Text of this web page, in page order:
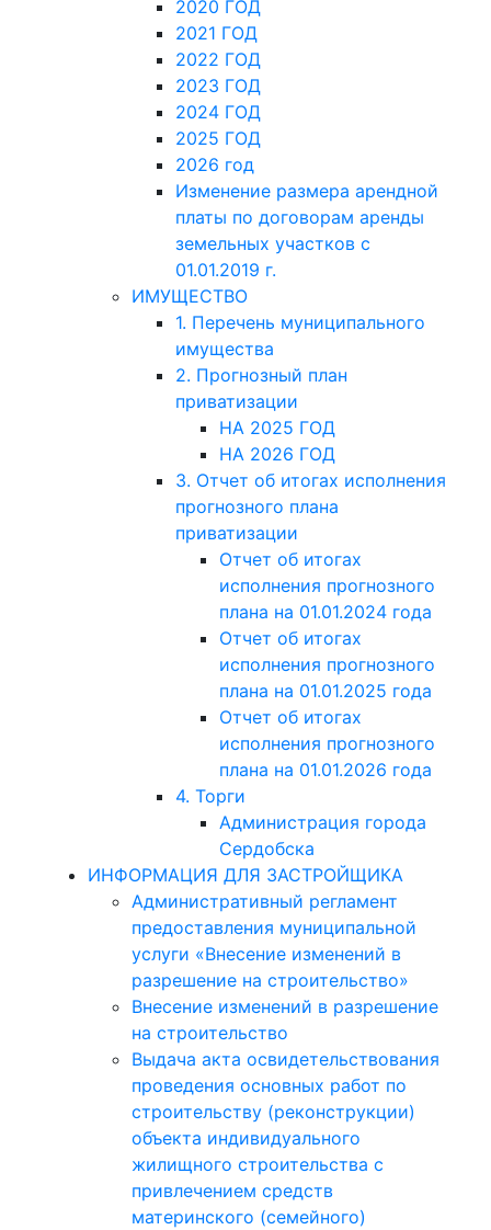
2020 ГОД
2021 ГОД
2022 ГОД
2023 ГОД
2024 ГОД
2025 ГОД
2026 год
Изменение размера арендной
платы по договорам аренды
земельных участков с
01.01.2019 г.
ИМУЩЕСТВО
1. Перечень муниципального
имущества
2. Прогнозный план
приватизации
НА 2025 ГОД
НА 2026 ГОД
3. Отчет об итогах исполнения
прогнозного плана
приватизации
Отчет об итогах
исполнения прогнозного
плана на 01.01.2024 года
Отчет об итогах
исполнения прогнозного
плана на 01.01.2025 года
Отчет об итогах
исполнения прогнозного
плана на 01.01.2026 года
4. Торги
Администрация города
Сердобска
ИНФОРМАЦИЯ ДЛЯ ЗАСТРОЙЩИКА
Административный регламент
предоставления муниципальной
услуги «Внесение изменений в
разрешение на строительство»
Внесение изменений в разрешение
на строительство
Выдача акта освидетельствования
проведения основных работ по
строительству (реконструкции)
объекта индивидуального
жилищного строительства с
привлечением средств
материнского (семейного)